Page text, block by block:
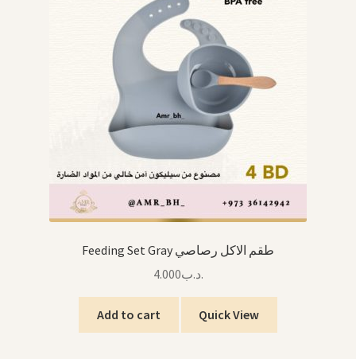
Feeding Set Gray طقم الاكل رصاصي
.د.ب4.000
Add to cart Quick View